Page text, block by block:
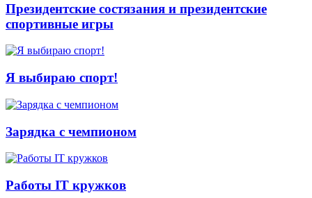
Президентские состязания и президентские
спортивные игры
Я выбираю спорт!
Зарядка с чемпионом
Работы IT кружков